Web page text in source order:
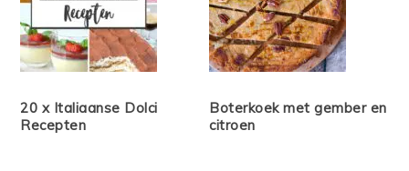
20 x Italiaanse Dolci
Recepten
Boterkoek met gember en
citroen